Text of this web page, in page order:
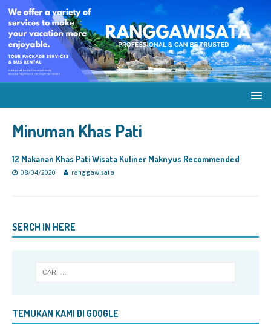
Minuman Khas Pati
12 Makanan Khas Pati Wisata Kuliner Maknyus Recommended
08/04/2020 ranggawisata
SERCH IN HERE
TEMUKAN KAMI DI GOOGLE